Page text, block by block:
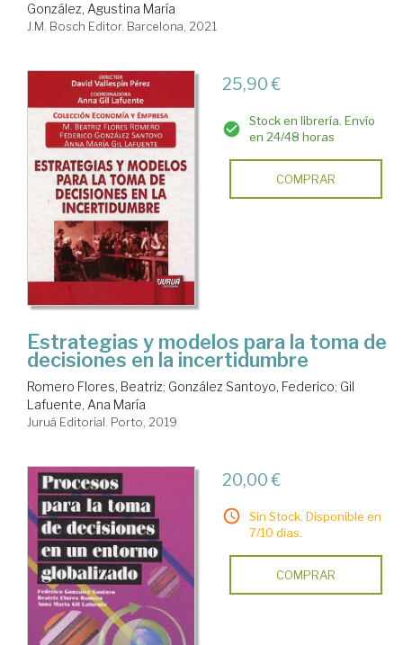
González, Agustina María
J.M. Bosch Editor. Barcelona, 2021
25,90 €
Stock en librería. Envío
en 24/48 horas
COMPRAR
Estrategias y modelos para la toma de
decisiones en la incertidumbre
Romero Flores, Beatriz; González Santoyo, Federico; Gil
Lafuente, Ana María
Juruá Editorial. Porto, 2019
20,00 €
Sin Stock. Disponible en
7/10 días.
COMPRAR